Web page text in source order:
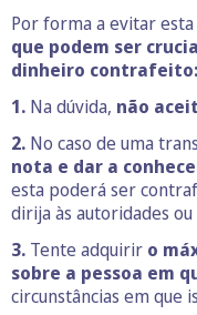
Por forma a evitar esta
que podem ser
dinheiro contrafeito:
1. Na dúvida, não
2. No caso de uma
nota e dar a
esta poderá ser
dirija às autoridades
3. Tente adquirir o
sobre a pessoa em
circunstâncias em que